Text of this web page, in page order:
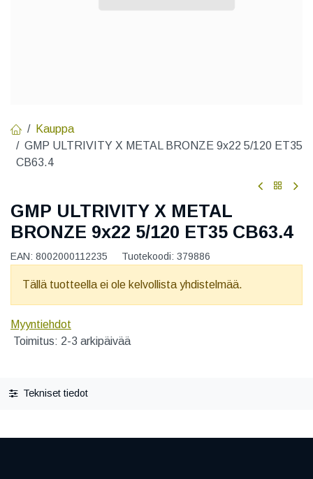
Kauppa
GMP ULTRIVITY X METAL BRONZE 9x22 5/120 ET35
CB63.4
GMP ULTRIVITY X METAL
BRONZE 9x22 5/120 ET35 CB63.4
EAN: 8002000112235 Tuotekoodi: 379886
Tällä tuotteella ei ole kelvollista yhdistelmää.
Myyntiehdot
Toimitus: 2-3 arkipäivää
Tekniset tiedot